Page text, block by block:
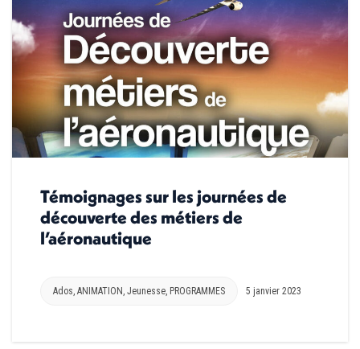
Témoignages sur les journées de
découverte des métiers de
l’aéronautique
Ados, ANIMATION, Jeunesse, PROGRAMMES 5 janvier 2023